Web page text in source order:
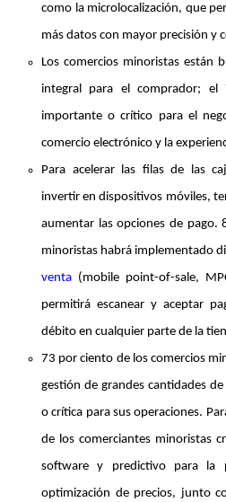
como la microlocalización, que
más datos con mayor precisión y
Los comercios minoristas están
integral para el comprador;
importante o crítico para el
comercio electrónico y la
Para acelerar las filas de las
invertir en dispositivos móviles,
aumentar las opciones de pago.
minoristas habrá implementado
venta (mobile point-of-sale,
permitirá escanear y aceptar
débito en cualquier parte de la
73 por ciento de los comercios
gestión de grandes cantidades
o crítica para sus operaciones.
de los comerciantes minoristas
software y predictivo para la
optimización de precios, junto